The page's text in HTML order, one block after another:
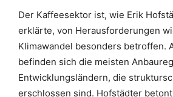
Der Kaffeesektor ist, wie Erik
erklärte, von Herausforderungen
Klimawandel besonders betroffen.
befinden sich die meisten
Entwicklungsländern, die
erschlossen sind. Hofstädter